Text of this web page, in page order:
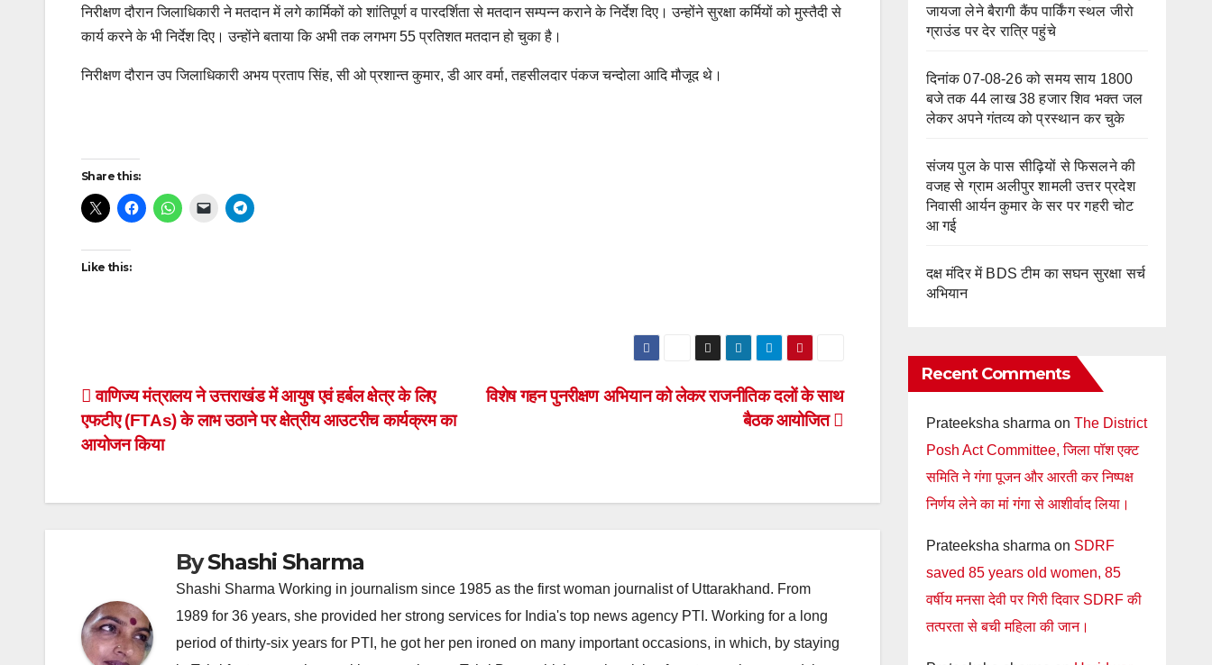
निरीक्षण दौरान जिलाधिकारी ने मतदान में लगे कार्मिकों को शांतिपूर्ण व पारदर्शिता से मतदान सम्पन्न कराने के निर्देश दिए। उन्होंने सुरक्षा कर्मियों को मुस्तैदी से
कार्य करने के भी निर्देश दिए। उन्होंने बताया कि अभी तक लगभग 55 प्रतिशत मतदान हो चुका है।
निरीक्षण दौरान उप जिलाधिकारी अभय प्रताप सिंह, सी ओ प्रशान्त कुमार, डी आर वर्मा, तहसीलदार पंकज चन्दोला आदि मौजूद थे।
Post
navigation
Share this:
Like this:
Post
navigation
विशेष गहन पुनरीक्षण अभियान को लेकर राजनीतिक दलों के साथ
बैठक आयोजित
वाणिज्य मंत्रालय ने उत्तराखंड में आयुष एवं हर्बल क्षेत्र के लिए
एफटीए (FTAs) के लाभ उठाने पर क्षेत्रीय आउटरीच कार्यक्रम का
आयोजन किया
ByShashi Sharma
Shashi Sharma Working in journalism since 1985 as the first woman journalist of Uttarakhand. From
1989 for 36 years, she provided her strong services for India's top news agency PTI. Working for a long
period of thirty-six years for PTI, he got her pen ironed on many important occasions, in which, by staying
जायजा लेने बैरागी कैंप पार्किंग स्थल जीरो
ग्राउंड पर देर रात्रि पहुंचे
दिनांक 07-08-26 को समय साय 1800
बजे तक 44 लाख 38 हजार शिव भक्त जल
लेकर अपने गंतव्य को प्रस्थान कर चुके
संजय पुल के पास सीढ़ियों से फिसलने की
वजह से ग्राम अलीपुर शामली उत्तर प्रदेश
निवासी आर्यन कुमार के सर पर गहरी चोट
आ गई
दक्ष मंदिर में BDS टीम का सघन सुरक्षा सर्च
अभियान
Recent Comments
Prateeksha sharma on The District
Posh Act Committee, जिला पॉश एक्ट
समिति ने गंगा पूजन और आरती कर निष्पक्ष
निर्णय लेने का मां गंगा से आशीर्वाद लिया।
Prateeksha sharma on SDRF
saved 85 years old women, 85
वर्षीय मनसा देवी पर गिरी दिवार SDRF की
तत्परता से बची महिला की जान।